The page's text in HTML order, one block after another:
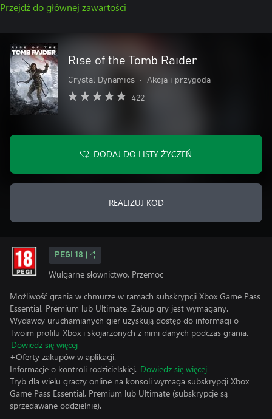
Przejdź do głównej zawartości
Rise of the Tomb Raider
Crystal Dynamics • Akcja i przygoda
422
DODAJ DO LISTY ŻYCZEŃ
REALIZUJ KOD
PEGI 18
Wulgarne słownictwo, Przemoc
Możliwość grania w chmurze w ramach subskrypcji Xbox Game Pass
Essential, Premium lub Ultimate. Zakup gry jest wymagany.
Wydawcy uruchamianych gier uzyskują dostęp do informacji o
Twoim profilu Xbox i skojarzonych z nimi danych podczas grania.
Dowiedz się więcej
+Oferty zakupów w aplikacji.
Informacje o kontroli rodzicielskiej. Dowiedz się więcej
Tryb dla wielu graczy online na konsoli wymaga subskrypcji Xbox
Game Pass Essential, Premium lub Ultimate (subskrypcje są
sprzedawane oddzielnie).